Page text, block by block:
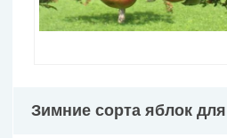
Зимние сорта яблок